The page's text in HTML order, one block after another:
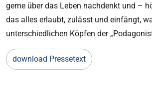
gerne über das Leben nachdenkt und –
das alles erlaubt, zulässt und einfängt,
unterschiedlichen Köpfen der
download Pressetext